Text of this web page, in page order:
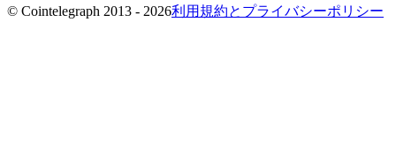
© Cointelegraph 2013 - 2026利用規約とプライバシーポリシー